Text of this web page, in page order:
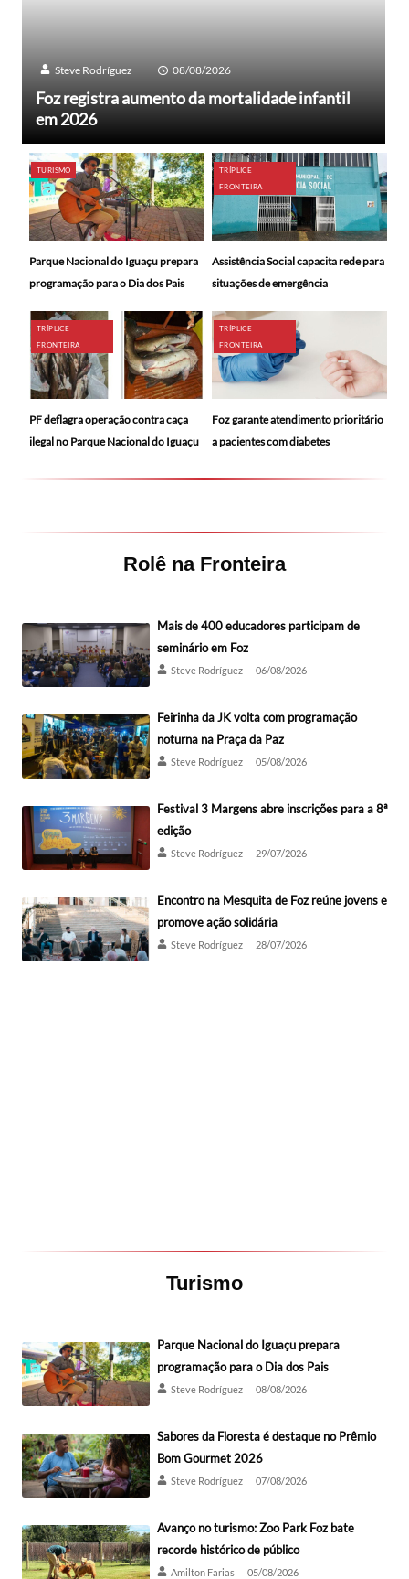
Steve Rodríguez 08/08/2026
Foz registra aumento da mortalidade infantil
em 2026
TURISMO
Parque Nacional do Iguaçu prepara
programação para o Dia dos Pais
TRÍPLICE
FRONTEIRA
Assistência Social capacita rede para
situações de emergência
TRÍPLICE
FRONTEIRA
PF deflagra operação contra caça
ilegal no Parque Nacional do Iguaçu
TRÍPLICE
FRONTEIRA
Foz garante atendimento prioritário
a pacientes com diabetes
Rolê na Fronteira
Mais de 400 educadores participam de
seminário em Foz
Steve Rodríguez 06/08/2026
Feirinha da JK volta com programação
noturna na Praça da Paz
Steve Rodríguez 05/08/2026
Festival 3 Margens abre inscrições para a 8ª
edição
Steve Rodríguez 29/07/2026
Encontro na Mesquita de Foz reúne jovens e
promove ação solidária
Steve Rodríguez 28/07/2026
Turismo
Parque Nacional do Iguaçu prepara
programação para o Dia dos Pais
Steve Rodríguez 08/08/2026
Sabores da Floresta é destaque no Prêmio
Bom Gourmet 2026
Steve Rodríguez 07/08/2026
Avanço no turismo: Zoo Park Foz bate
recorde histórico de público
Amilton Farias 05/08/2026